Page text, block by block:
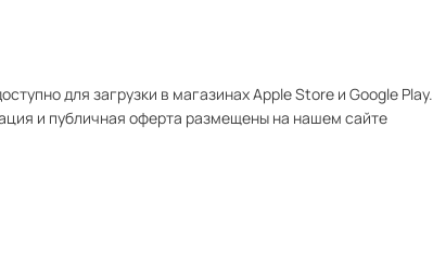
для загрузки в магазинах Apple Store и Google Play.
и публичная оферта размещены на нашем сайте